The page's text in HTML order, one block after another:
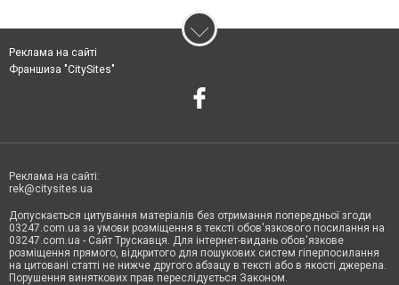
Реклама на сайті
Франшиза "CitySites"
Реклама на сайті:
rek@citysites.ua
Допускається цитування матеріалів без отримання попередньої згоди
03247.com.ua за умови розміщення в тексті обов'язкового посилання на
03247.com.ua - Сайт Трускавця. Для інтернет-видань обов'язкове
розміщення прямого, відкритого для пошукових систем гіперпосилання
на цитовані статті не нижче другого абзацу в тексті або в якості джерела.
Порушення виняткових прав переслідується Законом.